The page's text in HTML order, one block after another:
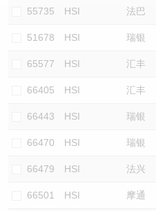
55735 HSI 法巴
51678 HSI 瑞银
65577 HSI 汇丰
66405 HSI 汇丰
66443 HSI 瑞银
66470 HSI 瑞银
66479 HSI 法兴
66501 HSI 摩通
认股证文件及公告
牛熊证分析仪
牛熊证文件及公告
牛熊证文件及公告 (瑞信)
AH 股价对照
ADR
收市竞价变化